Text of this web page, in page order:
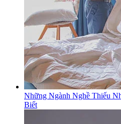
Những Ngành Nghề Thiếu
Biết